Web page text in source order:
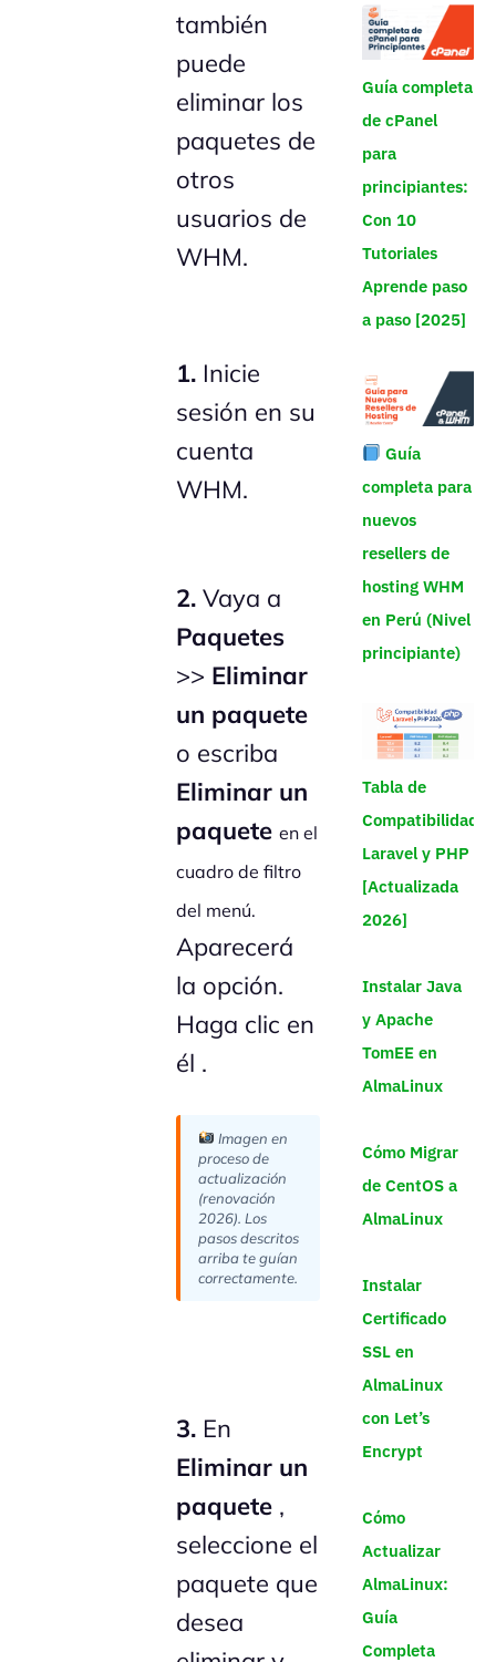
también
puede
eliminar los
paquetes de
otros
usuarios de
WHM.
1. Inicie
sesión en su
cuenta
WHM.
2. Vaya a
Paquetes
>> Eliminar
un paquete
o escriba
Eliminar un
paqueteen el
cuadro de filtro
del menú.
Aparecerá
la opción.
Haga clic en
él .
Imagen en
proceso de
actualización
(renovación
2026). Los
pasos descritos
arriba te guían
correctamente.
3. En
Eliminar un
paquete ,
seleccione el
paquete que
desea
Guía completa
de cPanel
para
principiantes:
Con 10
Tutoriales
Aprende paso
a paso [2025]
Guía
completa para
nuevos
resellers de
hosting WHM
en Perú (Nivel
principiante)
Tabla de
Compatibilidad
Laravel y PHP
[Actualizada
2026]
Instalar Java
y Apache
TomEE en
AlmaLinux
Cómo Migrar
de CentOS a
AlmaLinux
Instalar
Certificado
SSL en
AlmaLinux
con Let’s
Encrypt
Cómo
Actualizar
AlmaLinux:
Guía
Completa